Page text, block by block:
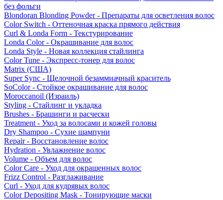
без фольги
Blondoran Blonding Powder - Препараты для осветления волос
Color Switch - Оттеночная краска прямого действия
Curl & Londa Form - Текстурирование
Londa Color - Окрашивание для волос
Londa Style - Новая коллекция стайлинга
Color Tune - Экспресс-тонер для волос
Matrix (США)
Super Sync - Щелочной безаммиачный краситель
SoColor - Стойкое окрашивание для волос
Moroccanoil (Израиль)
Styling - Стайлинг и укладка
Brushes - Брашинги и расчески
Treatment - Уход за волосами и кожей головы
Dry Shampoo - Сухие шампуни
Repair - Восстановление волос
Hydration - Увлажнение волос
Volume - Объем для волос
Color Care - Уход для окрашенных волос
Frizz Control - Разглаживание
Curl - Уход для кудрявых волос
Color Depositing Mask - Тонирующие маски